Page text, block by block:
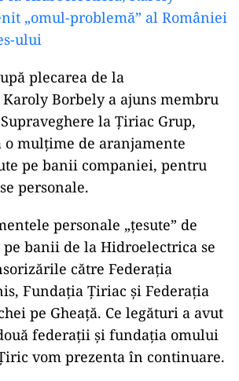
„omul-problemă” al României
ului
plecarea de la
Borbely a ajuns membru
la Țiriac Grup,
mulțime de aranjamente
pe banii companiei, pentru
personale.
personale „țesute” de
banii de la Hidroelectrica se
către Federația
Fundația Țiriac și Federația
pe Gheață. Ce legături a avut
federații și fundația omului
vom prezenta în continuare.